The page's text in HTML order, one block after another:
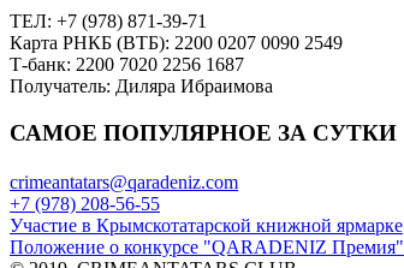
ТЕЛ: +7 (978) 871-39-71
Карта РНКБ (ВТБ): 2200 0207 0090 2549
Т-банк: 2200 7020 2256 1687
Получатель: Диляра Ибраимова
САМОЕ ПОПУЛЯРНОЕ ЗА СУТКИ
crimeantatars@qaradeniz.com
+7 (978) 208-56-55
Участие в Крымскотатарской книжной ярмарке
Положение о конкурсе "QARADENIZ Премия"